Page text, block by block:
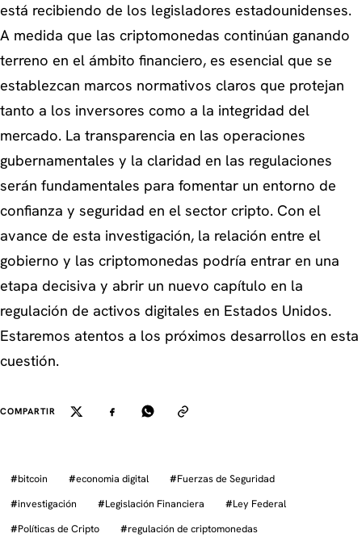
está recibiendo de los legisladores estadounidenses.
A medida que las criptomonedas continúan ganando
terreno en el ámbito financiero, es esencial que se
establezcan marcos normativos claros que protejan
tanto a los inversores como a la integridad del
mercado. La transparencia en las operaciones
gubernamentales y la claridad en las regulaciones
serán fundamentales para fomentar un entorno de
confianza y seguridad en el sector cripto. Con el
avance de esta investigación, la relación entre el
gobierno y las criptomonedas podría entrar en una
etapa decisiva y abrir un nuevo capítulo en la
regulación de activos digitales en Estados Unidos.
Estaremos atentos a los próximos desarrollos en esta
cuestión.
COMPARTIR
#bitcoin #economia digital #Fuerzas de Seguridad
#investigación #Legislación Financiera #Ley Federal
#Políticas de Cripto #regulación de criptomonedas